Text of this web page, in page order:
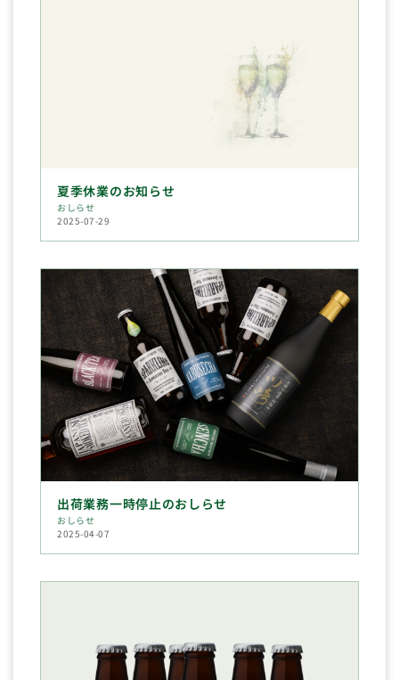
夏季休業のお知らせ
おしらせ
2025-07-29
出荷業務一時停止のおしらせ
おしらせ
2025-04-07